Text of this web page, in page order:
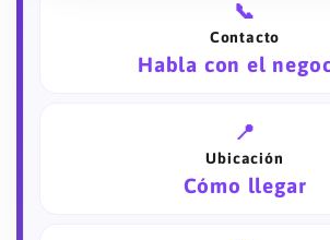
📞
Contacto
Habla con el
📍
Ubicación
Cómo llegar